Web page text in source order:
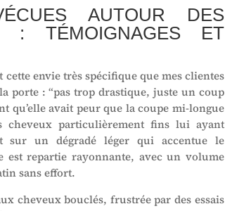
AUTOUR DES
: TÉMOIGNAGES ET
cette envie très spécifique que mes clientes
porte : “pas trop drastique, juste un coup
qu’elle avait peur que la coupe mi-longue
cheveux particulièrement fins lui ayant
sur un dégradé léger qui accentue le
est repartie rayonnante, avec un volume
sans effort.
cheveux bouclés, frustrée par des essais